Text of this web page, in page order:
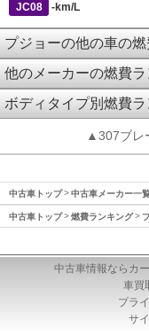
JC08 -km/L
プジョーの他の車の燃
他のメーカーの燃費
ボディタイプ別燃費
▲307ブレ
中古車トップ 中古車メーカー一
中古車トップ 燃費ランキング
中古車情報ならカ
車買
プラ
サ